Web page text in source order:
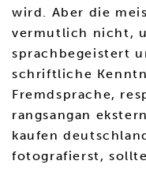
wird. Aber die
vermutlich nicht,
sprachbegeistert
schriftliche
Fremdsprache,
rangsangan
kaufen
fotografierst,